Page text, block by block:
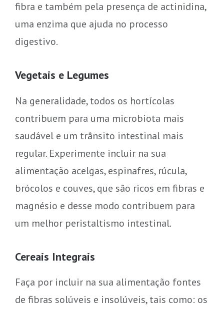
fibra e também pela presença de actinidina,
uma enzima que ajuda no processo
digestivo.
Vegetais e Legumes
Na generalidade, todos os hortícolas
contribuem para uma microbiota mais
saudável e um trânsito intestinal mais
regular. Experimente incluir na sua
alimentação acelgas, espinafres, rúcula,
brócolos e couves, que são ricos em fibras e
magnésio e desse modo contribuem para
um melhor peristaltismo intestinal.
Cereais Integrais
Faça por incluir na sua alimentação fontes
de fibras solúveis e insolúveis, tais como: os